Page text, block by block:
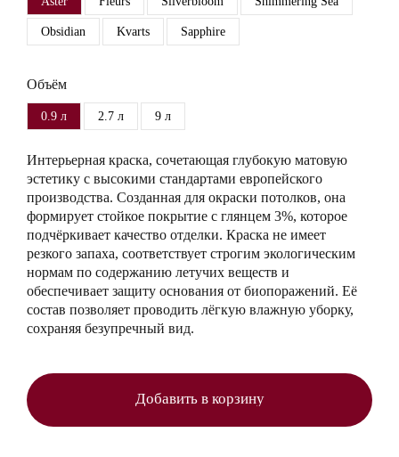
Obsidian Kvarts Sapphire
Объём
0.9 л 2.7 л 9 л
Интерьерная краска, сочетающая глубокую матовую
эстетику с высокими стандартами европейского
производства. Созданная для окраски потолков, она
формирует стойкое покрытие с глянцем 3%, которое
подчёркивает качество отделки. Краска не имеет
резкого запаха, соответствует строгим экологическим
нормам по содержанию летучих веществ и
обеспечивает защиту основания от биопоражений. Её
состав позволяет проводить лёгкую влажную уборку,
сохраняя безупречный вид.
Добавить в корзину